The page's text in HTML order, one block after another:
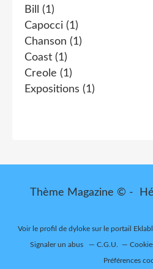
Bill
(1)
Capocci (1)
Chanson (1)
Coast (1)
Creole (1)
Expositions (1)
Thème Magazine © -
Voir le profil de dyloke sur le portail
Signaler un abus C.G.U.
Préférences